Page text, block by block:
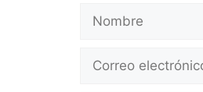
Nombre
Correo